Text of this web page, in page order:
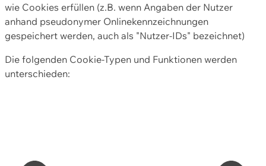
wie Cookies erfüllen (z.B. wenn Angaben der Nutzer
anhand pseudonymer Onlinekennzeichnungen
gespeichert werden, auch als "Nutzer-IDs" bezeichnet)
Die folgenden Cookie-Typen und Funktionen werden
unterschieden: